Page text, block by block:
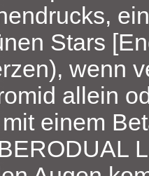
Stars
wenn
allein
einem